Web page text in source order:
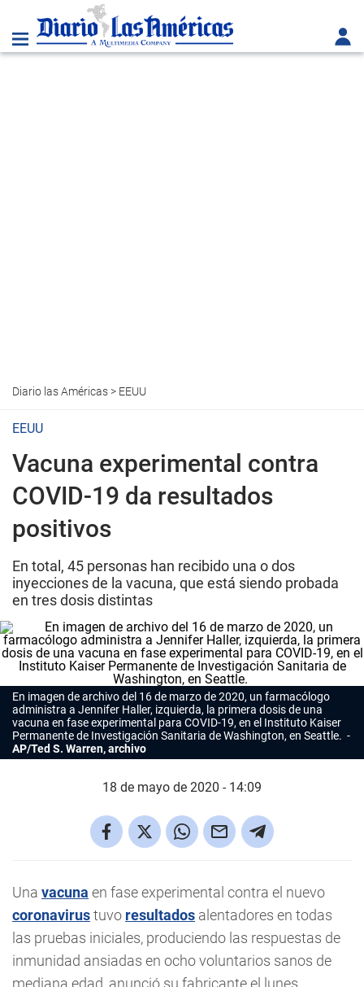
Diario las Américas> EEUU
EEUU
Vacuna experimental contra
COVID-19 da resultados
positivos
En total, 45 personas han recibido una o dos
inyecciones de la vacuna, que está siendo probada
en tres dosis distintas
En imagen de archivo del 16 de marzo de 2020, un farmacólogo
administra a Jennifer Haller, izquierda, la primera dosis de una
vacuna en fase experimental para COVID-19, en el Instituto Kaiser
Permanente de Investigación Sanitaria de Washington, en Seattle.
AP/Ted S. Warren, archivo
18 de mayo de 2020 - 14:09
Una vacuna en fase experimental contra el nuevo
coronavirustuvo resultados alentadores en todas
las pruebas iniciales, produciendo las respuestas de
inmunidad ansiadas en ocho voluntarios sanos de
mediana edad, anunció su fabricante el lunes.